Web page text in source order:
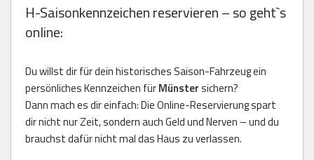
H-Saisonkennzeichen reservieren – so geht`s
online:
Du willst dir für dein historisches Saison-Fahrzeug ein
persönliches Kennzeichen fürMünstersichern?
Dann mach es dir einfach: Die Online-Reservierung spart
dir nicht nur Zeit, sondern auch Geld und Nerven – und du
brauchst dafür nicht mal das Haus zu verlassen.